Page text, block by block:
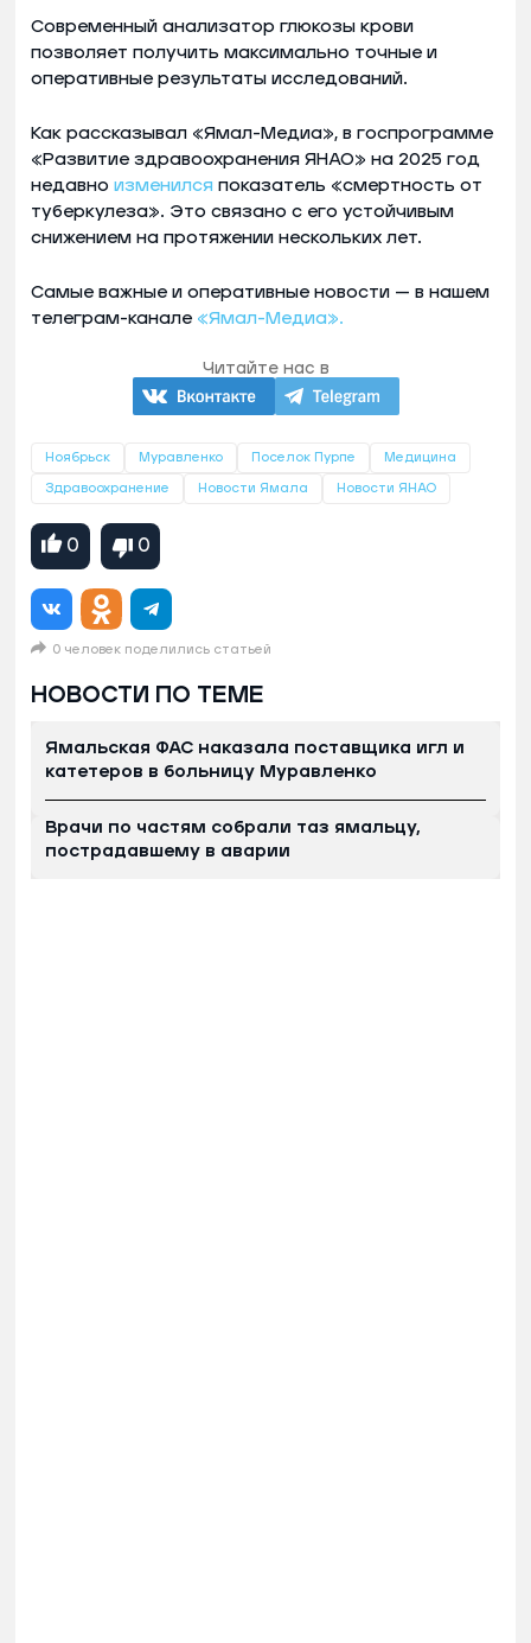
Современный анализатор глюкозы крови
позволяет получить максимально точные и
оперативные результаты исследований.
Как рассказывал «Ямал-Медиа», в госпрограмме
«Развитие здравоохранения ЯНАО» на 2025 год
недавно изменился показатель «смертность от
туберкулеза». Это связано с его устойчивым
снижением на протяжении нескольких лет.
Самые важные и оперативные новости — в нашем
телеграм-канале «Ямал-Медиа».
Читайте нас в
Ноябрьск Муравленко Поселок Пурпе Медицина
Здравоохранение Новости Ямала Новости ЯНАО
0 0
0 человек поделились статьей
НОВОСТИ ПО ТЕМЕ
Ямальская ФАС наказала поставщика игл и
катетеров в больницу Муравленко
Врачи по частям собрали таз ямальцу,
пострадавшему в аварии